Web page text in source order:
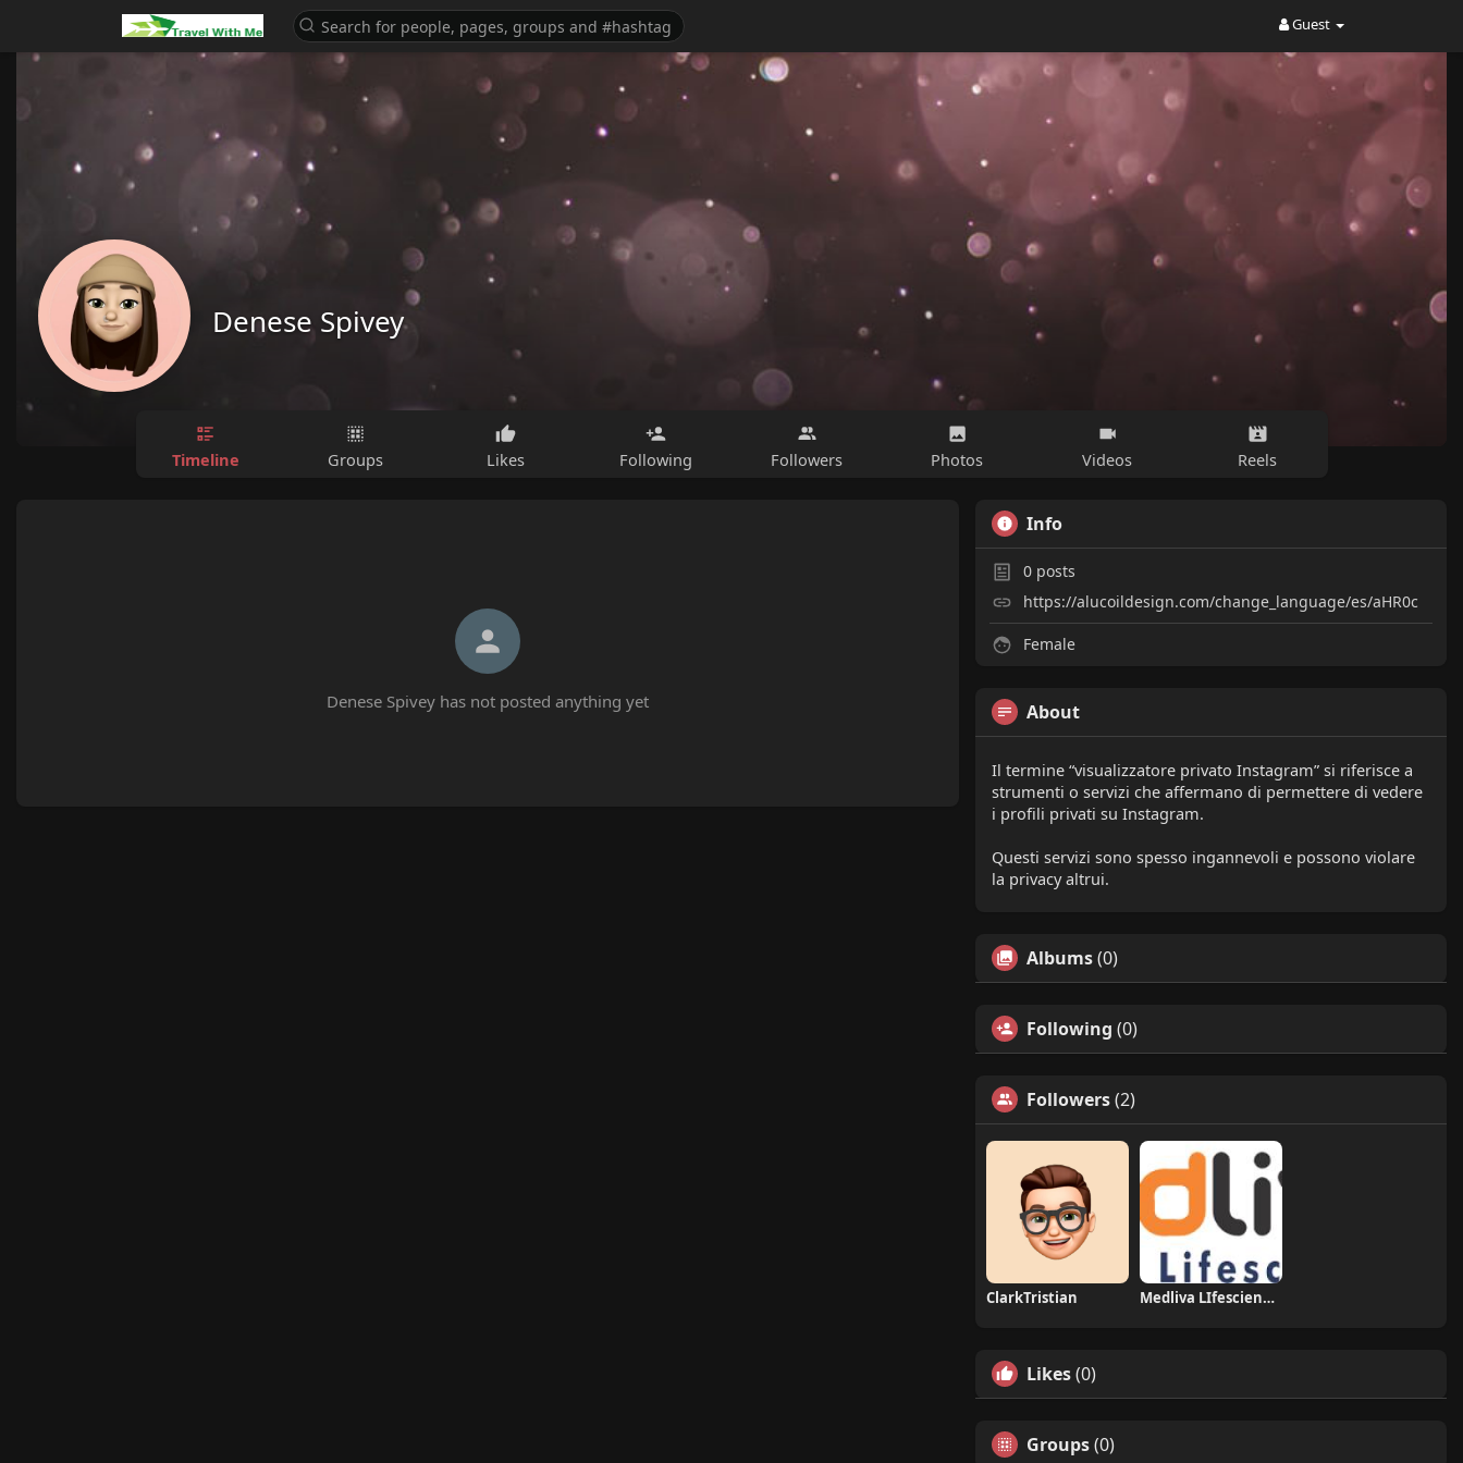
Guest
Denese Spivey
Timeline Groups Likes Following Followers Photos Videos Reels
Denese Spivey has not posted anything yet
Info
0 posts
https://alucoildesign.com/change_language/es/aHR0c
Female
About
Il termine “visualizzatore privato Instagram” si riferisce a
strumenti o servizi che affermano di permettere di vedere
i profili privati su Instagram.
Questi servizi sono spesso ingannevoli e possono violare
la privacy altrui.
Albums(0)
Following (0)
Followers(2)
ClarkTristian Medliva LIfesciences
Likes(0)
Groups(0)